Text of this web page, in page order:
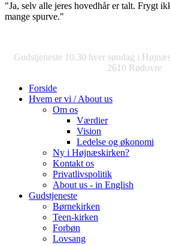
"Ja, selv alle jeres hovedhår er talt. Frygt
mange spurve."
Gudstjeneste 10.30 hver søndag i
2610 Rødovre
Forside
Hvem er vi / About us
Om os
Værdier
Vision
Ledelse og økonomi
Ny i Højnæskirken?
Kontakt os
Privatlivspolitik
About us - in English
Gudstjeneste
Børnekirken
Teen-kirken
Forbøn
Lovsang